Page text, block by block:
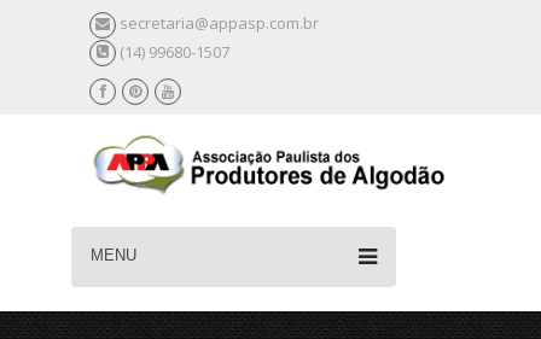
secretaria@appasp.com.br
(14) 99680-1507
MENU